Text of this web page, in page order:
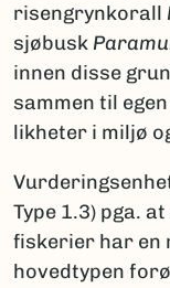
risengrynkorall
sjøbusk
innen disse
sammen til
likheter i miljø
Type 1.3) pga.
fiskerier har en
hovedtypen